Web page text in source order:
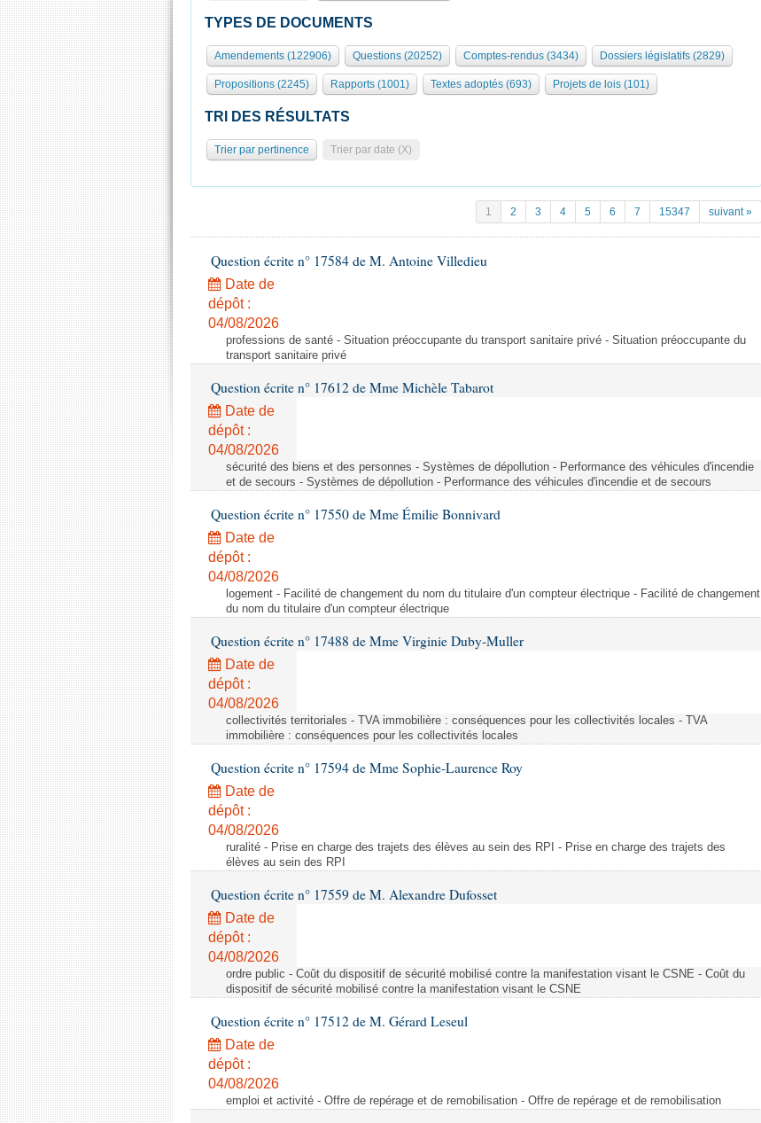
TYPES DE DOCUMENTS
Amendements (122906) Questions (20252) Comptes-rendus (3434) Dossiers législatifs (2829)
Propositions (2245) Rapports (1001) Textes adoptés (693) Projets de lois (101)
TRI DES RÉSULTATS
Trier par pertinence Trier par date (X)
1 2 3 4 5 6 7 15347 suivant »
Question écrite n° 17584 de M. Antoine Villedieu
Date de
dépôt :
04/08/2026
professions de santé - Situation préoccupante du transport sanitaire privé - Situation préoccupante du
transport sanitaire privé
Question écrite n° 17612 de Mme Michèle Tabarot
Date de
dépôt :
04/08/2026
sécurité des biens et des personnes - Systèmes de dépollution - Performance des véhicules d'incendie
et de secours - Systèmes de dépollution - Performance des véhicules d'incendie et de secours
Question écrite n° 17550 de Mme Émilie Bonnivard
Date de
dépôt :
04/08/2026
logement - Facilité de changement du nom du titulaire d'un compteur électrique - Facilité de changement
du nom du titulaire d'un compteur électrique
Question écrite n° 17488 de Mme Virginie Duby-Muller
Date de
dépôt :
04/08/2026
collectivités territoriales - TVA immobilière : conséquences pour les collectivités locales - TVA
immobilière : conséquences pour les collectivités locales
Question écrite n° 17594 de Mme Sophie-Laurence Roy
Date de
dépôt :
04/08/2026
ruralité - Prise en charge des trajets des élèves au sein des RPI - Prise en charge des trajets des
élèves au sein des RPI
Question écrite n° 17559 de M. Alexandre Dufosset
Date de
dépôt :
04/08/2026
ordre public - Coût du dispositif de sécurité mobilisé contre la manifestation visant le CSNE - Coût du
dispositif de sécurité mobilisé contre la manifestation visant le CSNE
Question écrite n° 17512 de M. Gérard Leseul
Date de
dépôt :
04/08/2026
emploi et activité - Offre de repérage et de remobilisation - Offre de repérage et de remobilisation